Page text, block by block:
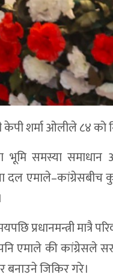
केपी शर्मा ओलीले ८४
भूमि समस्या समाधान
दल एमाले–कांग्रेसबीच
प्रधानमन्त्री मात्रै
पनि एमाले की
बनाउने जिकिर गरे।